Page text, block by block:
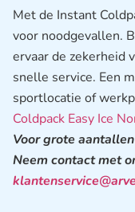
Met de Instant
voor noodgevallen.
ervaar de zekerheid
snelle service. Een
sportlocatie of
Coldpack Easy Ice
Voor grote
Neem contact met